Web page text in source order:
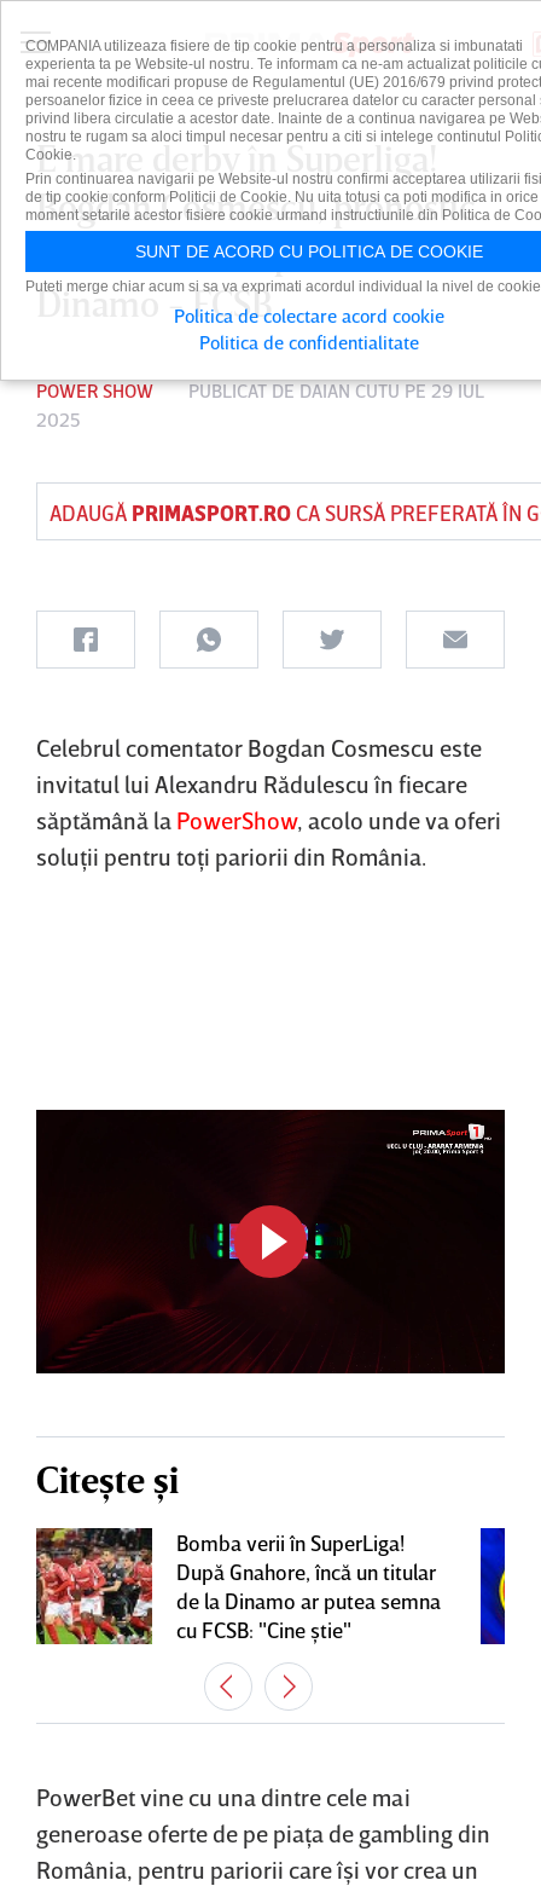
E mare derby în Superliga!
Bogdan Cosmescu, pronostic
cu cotă de 5.50 pentru
Dinamo - FCSB
POWER SHOW PUBLICAT DEDAIAN CUTUPE 29 IUL
2025
ADAUGĂ PRIMASPORT.ROCA SURSĂ PREFERATĂ ÎN
Celebrul comentator Bogdan Cosmescu este
invitatul lui Alexandru Rădulescu în fiecare
săptămână la PowerShow, acolo unde va oferi
soluţii pentru toţi pariorii din România.
Citește și
Bomba verii în SuperLiga!
După Gnahore, încă un titular
de la Dinamo ar putea semna
cu FCSB: "Cine ştie"
PowerBet vine cu una dintre cele mai
generoase oferte de pe piaţa de gambling din
România, pentru pariorii care îşi vor crea un
COMPANIA utilizeaza fisiere de tip cookie pentru a personaliza si imbunatati
experienta ta pe Website-ul nostru. Te informam ca ne-am actualizat politicile
mai recente modificari propuse de Regulamentul (UE) 2016/679 privind
persoanelor fizice in ceea ce priveste prelucrarea datelor cu caracter personal
privind libera circulatie a acestor date. Inainte de a continua navigarea pe
nostru te rugam sa aloci timpul necesar pentru a citi si intelege continutul
Cookie.
Prin continuarea navigarii pe Website-ul nostru confirmi acceptarea utilizarii
de tip cookie conform Politicii de Cookie. Nu uita totusi ca poti modifica in orice
moment setarile acestor fisiere cookie urmand instructiunile din Politica de
SUNT DE ACORD CU POLITICA DE COOKIE
Puteti merge chiar acum si sa va exprimati acordul individual la nivel de
Politica de colectare acord cookie
Politica de confidentialitate